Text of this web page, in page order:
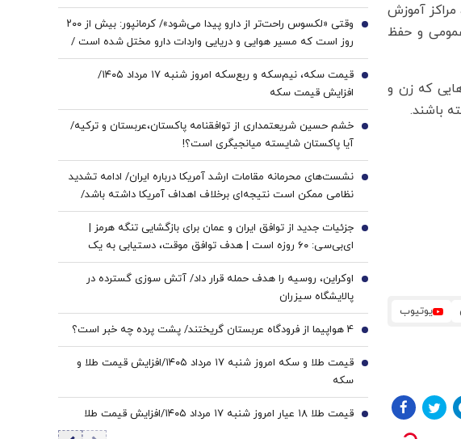
آموزش
و حفظ
که زن و
یوتیوب
تندروها با حضور ایران در این پیمان مخالفت کنند، اما...
وقتی «لکسوس راحت‌تر از دارو پیدا می‌شود»/ کرمانپور: بیش از ۲۰۰
روز است که مسیر هوایی و دریایی واردات دارو مختل شده است /
نخستین قربانی هر جنگ، سلامت مردم است
2
قیمت سکه، نیم‌سکه و ربع‌سکه امروز شنبه ۱۷ مرداد ۱۴۰۵/
افزایش قیمت سکه
3
خشم حسین شریعتمداری از توافقنامه پاکستان،عربستان و ترکیه/
آیا پاکستان شایسته میانجیگری است؟!
4
نشست‌های محرمانه مقامات ارشد آمریکا درباره ایران/ ادامه تشدید
نظامی ممکن است نتیجه‌ای برخلاف اهداف آمریکا داشته باشد/
ترامپ به‌دنبال راه خروج از جنگ است
5
جزئیات جدید از توافق ایران و عمان برای بازگشایی تنگه هرمز |
ای‌بی‌سی: ۶۰ روزه است | هدف توافق موقت، دستیابی به یک
توافق پایدارتر است
6
اوکراین، روسیه را هدف حمله قرار داد/ آتش سوزی گسترده در
پالایشگاه سیزران
7
4 هواپیما از فرودگاه عربستان گریختند/ پشت پرده چه خبر است؟ 8
قیمت طلا و سکه امروز شنبه ۱۷ مرداد ۱۴۰۵/افزایش قیمت طلا و
سکه
9
قیمت طلا ۱۸ عیار امروز شنبه ۱۷ مرداد ۱۴۰۵/افزایش قیمت طلا 10